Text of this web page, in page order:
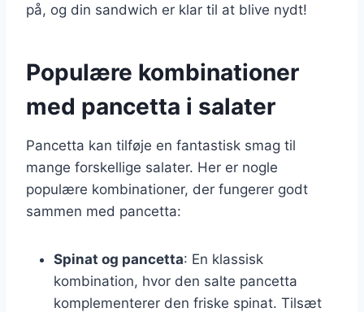
på, og din sandwich er klar til at blive nydt!
Populære kombinationer
med pancetta i salater
Pancetta kan tilføje en fantastisk smag til
mange forskellige salater. Her er nogle
populære kombinationer, der fungerer godt
sammen med pancetta:
Spinat og pancetta: En klassisk
kombination, hvor den salte pancetta
komplementerer den friske spinat. Tilsæt